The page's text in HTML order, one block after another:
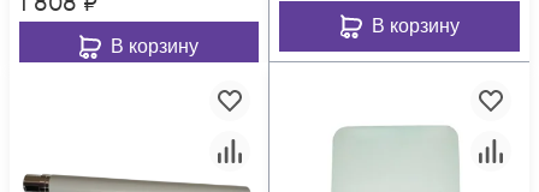
В корзину
В корзину